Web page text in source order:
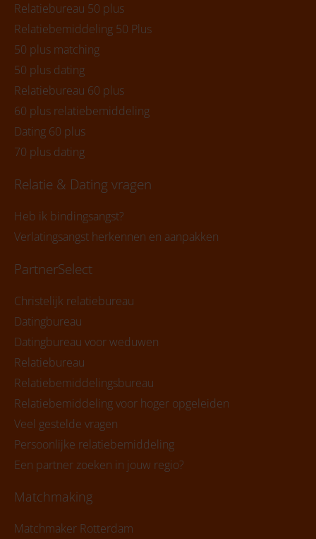
Relatiebureau 50 plus
Relatiebemiddeling 50 Plus
50 plus matching
50 plus dating
Relatiebureau 60 plus
60 plus relatiebemiddeling
Dating 60 plus
70 plus dating
Relatie & Dating vragen
Heb ik bindingsangst?
Verlatingsangst herkennen en aanpakken
PartnerSelect
Christelijk relatiebureau
Datingbureau
Datingbureau voor weduwen
Relatiebureau
Relatiebemiddelingsbureau
Relatiebemiddeling voor hoger opgeleiden
Veel gestelde vragen
Persoonlijke relatiebemiddeling
Een partner zoeken in jouw regio?
Matchmaking
Matchmaker Rotterdam